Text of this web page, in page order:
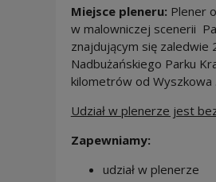
Miejsce pleneru: Plener
w malowniczej scenerii
znajdującym się zaledwie
Nadbużańskiego Parku
kilometrów od Wyszkowa .
Udział w plenerze jest
Zapewniamy:
udział w plenerze